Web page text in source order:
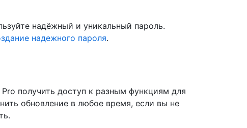
надёжный и уникальный пароль.
надежного пароля.
получить доступ к разным функциям для
обновление в любое время, если вы не